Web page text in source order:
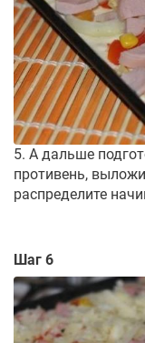
5. А дальше
противень,
распределите
Шаг 6